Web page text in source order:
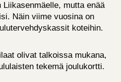
mutta enää
Näin viime vuosina on
koteihin.
olivat talkoissa mukana,
tekemä joulukortti.